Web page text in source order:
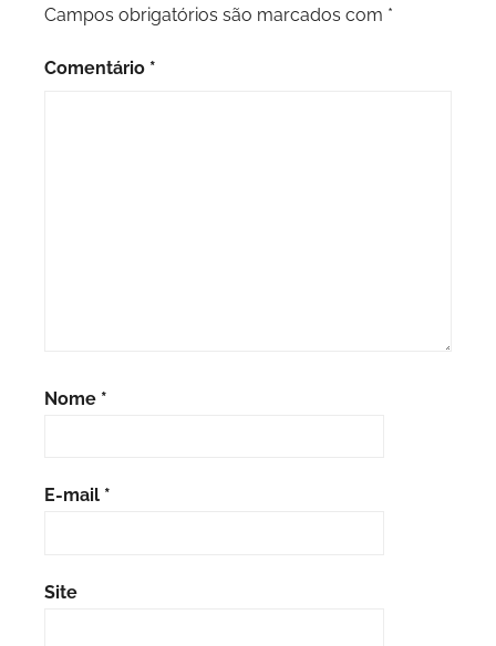
Campos obrigatórios são marcados com *
Comentário *
Nome *
E-mail *
Site